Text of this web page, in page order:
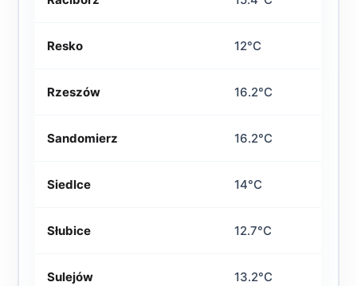
Resko 12°C
Rzeszów 16.2°C
Sandomierz 16.2°C
Siedlce 14°C
Słubice 12.7°C
Sulejów 13.2°C